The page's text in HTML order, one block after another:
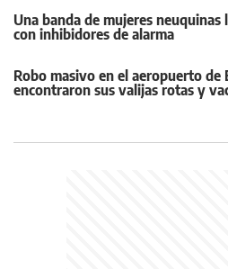
Una banda de mujeres
con inhibidores de alarma
Robo masivo en el aeropuerto de
encontraron sus valijas rotas y